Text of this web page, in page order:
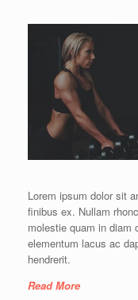
Lorem ipsum dolor sit
finibus ex. Nullam
molestie quam in diam
elementum lacus ac
hendrerit.
Read More